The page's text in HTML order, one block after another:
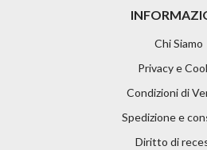
Chi Siamo
Privacy e
Condizioni di
Spedizione e
Diritto di